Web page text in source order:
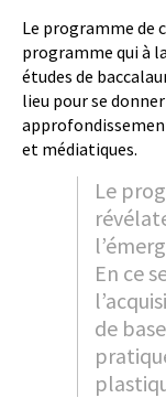
Le programme de
programme qui à
études de
lieu pour se
et médiatiques.
Le
En ce
de